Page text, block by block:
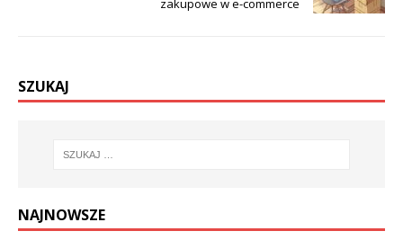
zakupowe w e-commerce
SZUKAJ
NAJNOWSZE